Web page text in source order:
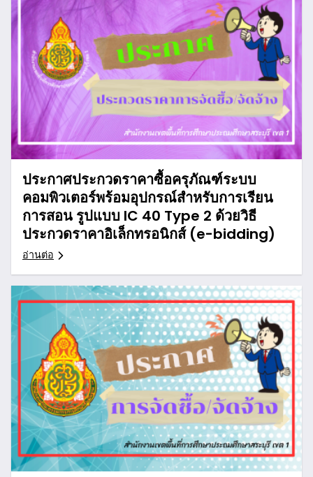
ประกาศประกวดราคาซื้อครุภัณฑ์ระบบ
คอมพิวเตอร์พร้อมอุปกรณ์สำหรับการเรียน
การสอน รูปแบบ IC 40 Type 2 ด้วยวิธี
ประกวดราคาอิเล็กทรอนิกส์ (e-bidding)
อ่านต่อ